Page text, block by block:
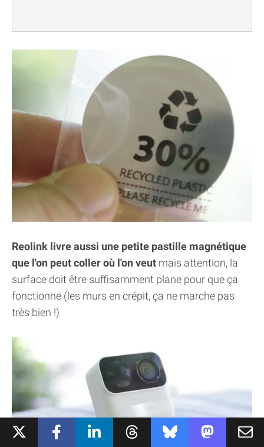
Reolink livre aussi une petite pastille magnétique
que l'on peut coller où l'on veut mais attention, la
surface doit être suffisamment plane pour que ça
fonctionne (les murs en crépit, ça ne marche pas
très bien !)